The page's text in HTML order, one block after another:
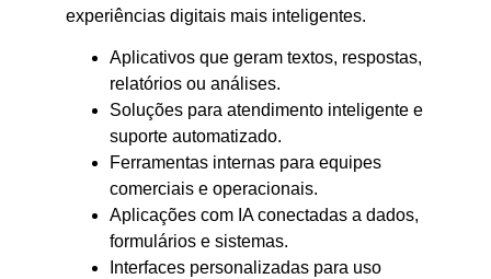
experiências digitais mais inteligentes.
Aplicativos que geram textos, respostas,
relatórios ou análises.
Soluções para atendimento inteligente e
suporte automatizado.
Ferramentas internas para equipes
comerciais e operacionais.
Aplicações com IA conectadas a dados,
formulários e sistemas.
Interfaces personalizadas para uso